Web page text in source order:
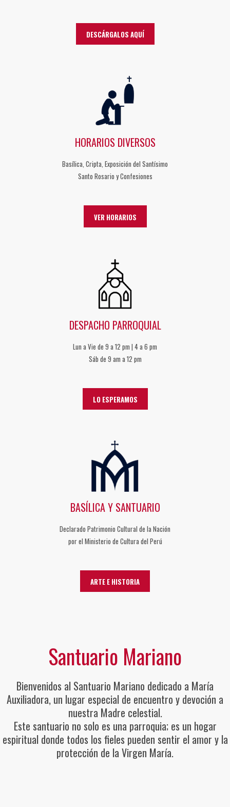
DESCÁRGALOS AQUÍ
HORARIOS DIVERSOS
Basílica, Cripta, Exposición del Santísimo
Santo Rosario y Confesiones
VER HORARIOS
DESPACHO PARROQUIAL
Lun a Vie de 9 a 12 pm | 4 a 6 pm
Sáb de 9 am a 12 pm
LO ESPERAMOS
BASÍLICA Y SANTUARIO
Declarado Patrimonio Cultural de la Nación
por el Ministerio de Cultura del Perú
ARTE E HISTORIA
Santuario Mariano
Bienvenidos al Santuario Mariano dedicado a María
Auxiliadora, un lugar especial de encuentro y devoción a
nuestra Madre celestial.
Este santuario no solo es una parroquia; es un hogar
espiritual donde todos los fieles pueden sentir el amor y la
protección de la Virgen María.